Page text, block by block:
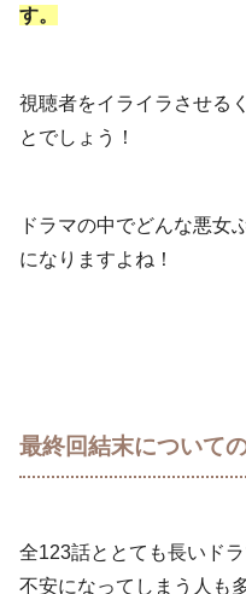
す。
視聴者をイライラさせる
とでしょう！
ドラマの中でどんな悪女
になりますよね！
最終回結末について
全123話ととても長いド
不安になってしまう人も